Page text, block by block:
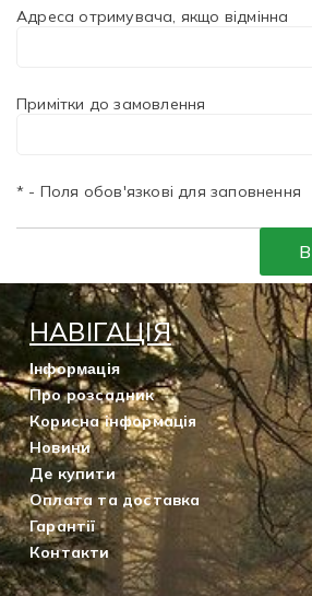
Гарантії
Адреса отримувача, якщо відмінна
Примітки до замовлення
* - Поля обов'язкові для заповнення
НАВІГАЦІЯ
Інформація
Про розсадник
Корисна інформація
Новини
Де купити
Оплата та доставка
Гарантії
Контакти